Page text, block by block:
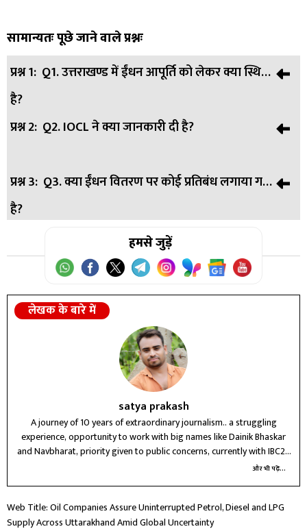
सामान्यतः पूछे जाने वाले प्रश्नः
प्रश्न 1: Q1. उत्तराखण्ड में ईंधन आपूर्ति को लेकर क्या स्थिति
है?
उत्तर: A1. पेट्रोल, डीजल और एलपीजी की आपूर्ति राज्यभर में सामान्य
प्रश्न 2: Q2. IOCL ने क्या जानकारी दी है?
उत्तर: A2. IOCL ने कहा कि सभी डिपो और आउटलेट्स पर पर्याप्त ईंधन
स्टॉक उपलब्ध है।
प्रश्न 3: Q3. क्या ईंधन वितरण पर कोई प्रतिबंध लगाया गया
है?
A3. नहीं, सभी रिटेल आउटलेट्स पर बिना किसी प्रतिबंध के
आपूर्ति जारी है।
हमसे जुड़ें
लेखक के बारे में
satya prakash
A journey of 10 years of extraordinary journalism.. a struggling
experience, opportunity to work with big names like Dainik Bhaskar
and Navbharat, priority given to public concerns, currently with IBC24
और भी पढ़ें...
Web Title: Oil Companies Assure Uninterrupted Petrol, Diesel and LPG
Supply Across Uttarakhand Amid Global Uncertainty